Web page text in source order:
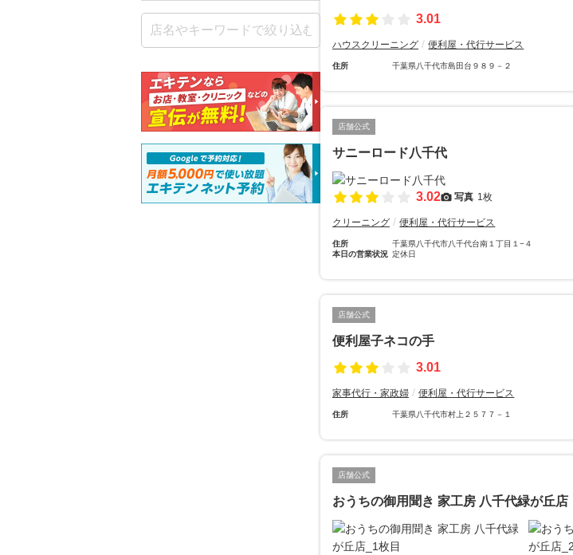
3.01
ハウスクリーニング 便利屋・代行サービス
住所 千葉県八千代市島田台９８９－２
店舗公式
サニーロード八千代
3.02 写真 1枚
クリーニング 便利屋・代行サービス
住所
千葉県八千代市八千代台南１丁目１−４
本日の営業状況 定休日
店舗公式
便利屋子ネコの手
3.01
家事代行・家政婦 便利屋・代行サービス
住所 千葉県八千代市村上２５７７－１
店舗公式
おうちの御用聞き 家工房 八千代緑が丘店